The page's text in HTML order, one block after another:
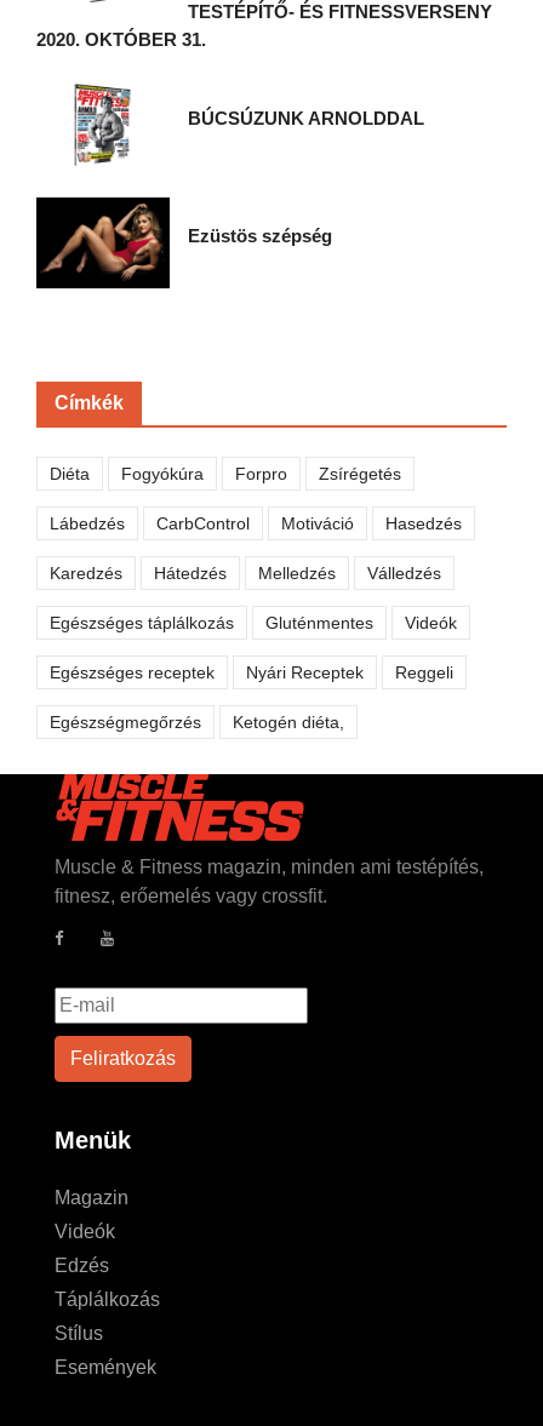
TESTÉPÍTŐ- ÉS FITNESSVERSENY
2020. OKTÓBER 31.
BÚCSÚZUNK ARNOLDDAL
Ezüstös szépség
Címkék
Diéta Fogyókúra Forpro Zsírégetés
Lábedzés CarbControl Motiváció Hasedzés
Karedzés Hátedzés Melledzés Válledzés
Egészséges táplálkozás Gluténmentes Videók
Egészséges receptek Nyári Receptek Reggeli
Egészségmegőrzés Ketogén diéta,
Muscle & Fitness magazin, minden ami testépítés,
fitnesz, erőemelés vagy crossfit.
Menük
Magazin
Videók
Edzés
Táplálkozás
Stílus
Események